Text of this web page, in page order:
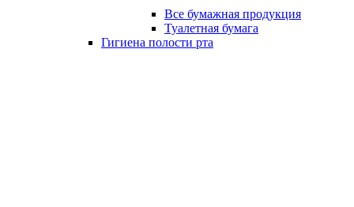
Все бумажная продукция
Туалетная бумага
Гигиена полости рта